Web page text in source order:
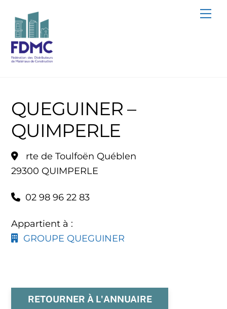
content
QUEGUINER –
QUIMPERLE
rte de Toulfoën Québlen
29300 QUIMPERLE
02 98 96 22 83
Appartient à :
GROUPE QUEGUINER
RETOURNER À L'ANNUAIRE